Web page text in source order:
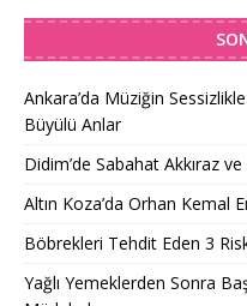
Ankara’da Müziğin
Büyülü Anlar
Didim’de Sabahat Akkıraz
Altın Koza’da Orhan Kemal
Böbrekleri Tehdit Eden 3
Yağlı Yemeklerden Sonra